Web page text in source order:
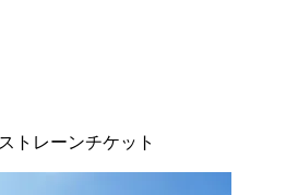
トレーンチケット